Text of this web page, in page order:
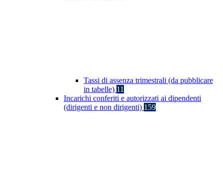
Tassi di assenza trimestrali (da pubblicare
in tabelle) 11
Incarichi conferiti e autorizzati ai dipendenti
(dirigenti e non dirigenti) 159